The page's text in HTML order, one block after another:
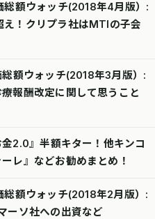
額ウォッチ(2018年4月版）:
！クリプラ社はMTIの子会
額ウォッチ(2018年3月版）:
報酬改定に関して思うこと
金2.0』半額キター！他キンコ
レ』などお勧めまとめ！
額ウォッチ(2018年2月版）:
ーソ社への出資など